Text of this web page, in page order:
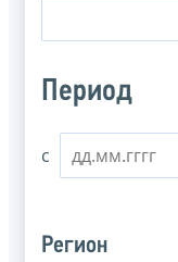
Период
с
Регион